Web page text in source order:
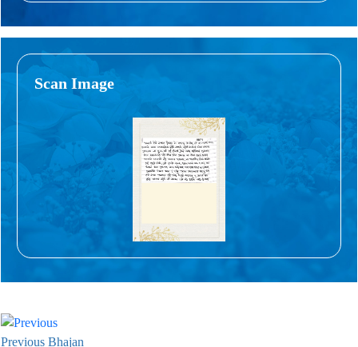
Scan Image
Previous Bhajan